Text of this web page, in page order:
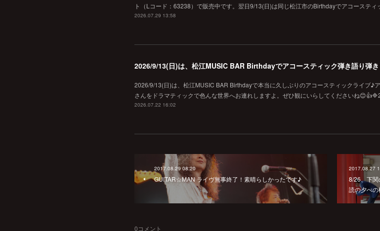
ト（Lコード：63238）で販売中です。翌日9/13(日)は同じ松江市のBirthdayでアコーステ
2026.07.29 13:58
2026/9/13(日)は、松江MUSIC BAR Birthdayでアコースティック弾き語り弾
2026/9/13(日)は、松江MUSIC BAR Birthdayで本当に久しぶりのアコースティックライブ♪
さんをドラマティックで色んな世界へお連れしますよ。ぜひ観にいらしてくださいね
2026.07.22 16:02
2017.08.29 08:20
GUITAR☆MAN ライヴ無事終了！素晴らしかったです♪
2017.08.27
8/26、下
読の夕べ
0コメント